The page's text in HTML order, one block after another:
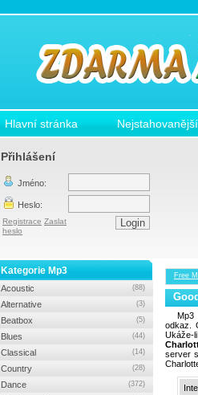
Hlavní stránka Nejstahovanější
Přihlášení
Jméno:
Heslo:
Registrace Zaslat
heslo
Free
Mp3
odkaz.
Ukáže-
server
Kategorie Mp3
Acoustic (88)
Alternative (3)
Beatbox (5)
Blues (44)
Classical (14)
Country (28)
Dance (372)